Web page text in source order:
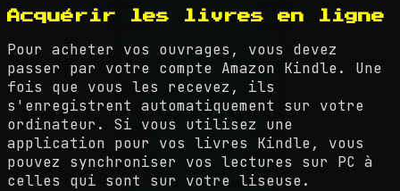
Acquérir les livres en ligne
Pour acheter vos ouvrages, vous devez
passer par votre compte Amazon Kindle. Une
fois que vous les recevez, ils
s'enregistrent automatiquement sur votre
ordinateur. Si vous utilisez une
application pour vos livres Kindle, vous
pouvez synchroniser vos lectures sur PC à
celles qui sont sur votre liseuse.